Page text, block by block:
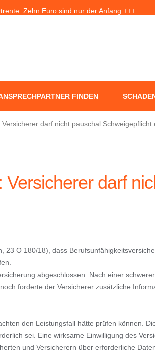
Zehn Euro sind nur der Anfang +++
Flut: Warum „Flutdemenz“ gefährlich werden
FINDEN
darf nicht pauschal Schweigepflicht
darf
O 180/18), dass
abgeschlossen. Nach einer
forderte der Versicherer zusätzliche
den Leistungsfall hätte prüfen können.
sei. Eine wirksame Einwilligung des
und Versicherern über erforderliche